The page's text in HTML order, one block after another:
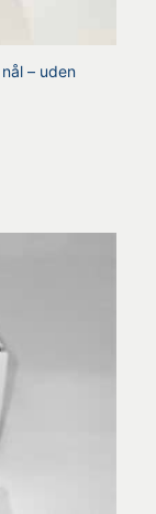
– uden